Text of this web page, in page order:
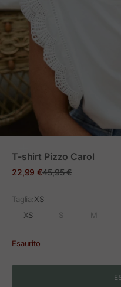
T-shirt Pizzo Carol
Prezzo in offerta
22,99 €Prezzo normale
45,95 €
Taglia:XS
XS S M
Esaurito